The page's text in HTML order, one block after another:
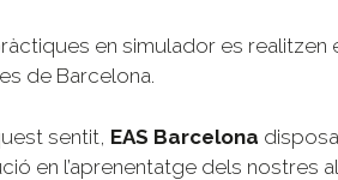
en simulador es realitzen
de Barcelona.
sentit, EAS Barcelona
en l’aprenentatge dels nostres